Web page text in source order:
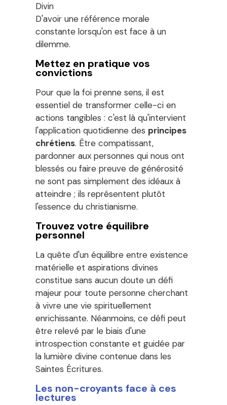
Divin
D'avoir une référence morale
constante lorsqu'on est face à un
dilemme.
Mettez en pratique vos
convictions
Pour que la foi prenne sens, il est
essentiel de transformer celle-ci en
actions tangibles : c'est là qu'intervient
l'application quotidienne des principes
chrétiens. Être compatissant,
pardonner aux personnes qui nous ont
blessés ou faire preuve de générosité
ne sont pas simplement des idéaux à
atteindre ; ils représentent plutôt
l'essence du christianisme.
Trouvez votre équilibre
personnel
La quête d'un équilibre entre existence
matérielle et aspirations divines
constitue sans aucun doute un défi
majeur pour toute personne cherchant
à vivre une vie spirituellement
enrichissante. Néanmoins, ce défi peut
être relevé par le biais d'une
introspection constante et guidée par
la lumière divine contenue dans les
Saintes Écritures.
Les non-croyants face à ces
lectures